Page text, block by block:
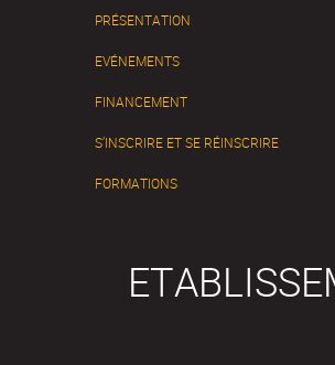
PRÉSENTATION
EVÉNEMENTS
FINANCEMENT
S’INSCRIRE ET SE RÉINSCRIRE
FORMATIONS